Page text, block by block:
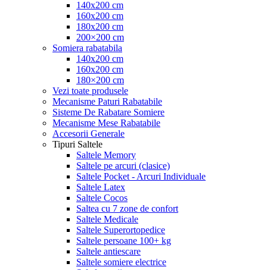
140x200 cm
160x200 cm
180x200 cm
200×200 cm
Somiera rabatabila
140x200 cm
160x200 cm
180×200 cm
Vezi toate produsele
Mecanisme Paturi Rabatabile
Sisteme De Rabatare Somiere
Mecanisme Mese Rabatabile
Accesorii Generale
Tipuri Saltele
Saltele Memory
Saltele pe arcuri (clasice)
Saltele Pocket - Arcuri Individuale
Saltele Latex
Saltele Cocos
Saltea cu 7 zone de confort
Saltele Medicale
Saltele Superortopedice
Saltele persoane 100+ kg
Saltele antiescare
Saltele somiere electrice